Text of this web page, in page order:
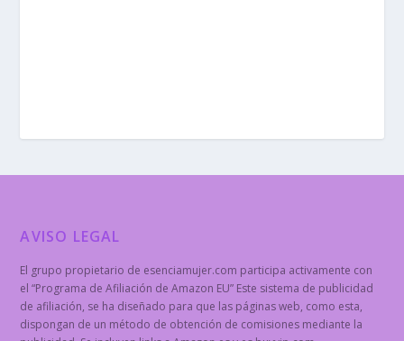
AVISO LEGAL
El grupo propietario de esenciamujer.com participa activamente con
el “Programa de Afiliación de Amazon EU” Este sistema de publicidad
de afiliación, se ha diseñado para que las páginas web, como esta,
dispongan de un método de obtención de comisiones mediante la